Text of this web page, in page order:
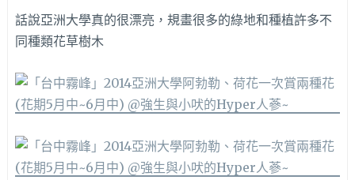
話說亞洲大學真的很漂亮，規畫很多的綠地和種植許多不
同種類花草樹木